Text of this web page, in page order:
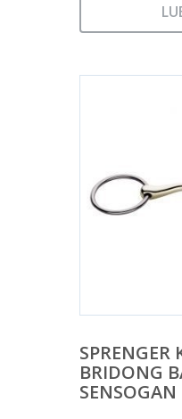
SPRENGER
BRIDONG